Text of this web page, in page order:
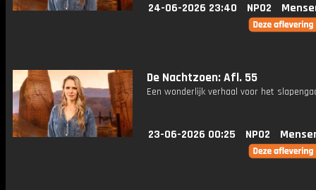
24-06-2026 23:40 NPO2
De Nachtzoen: Afl. 55
Een wonderlijk verhaal voor het
23-06-2026 00:25 NPO2